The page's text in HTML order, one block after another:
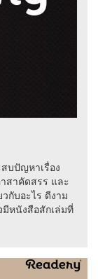
บปัญหาเรื่อง
าสาคัดสรร และ
กับอะไร ดีงาม
มีหนังสือสักเล่มที่